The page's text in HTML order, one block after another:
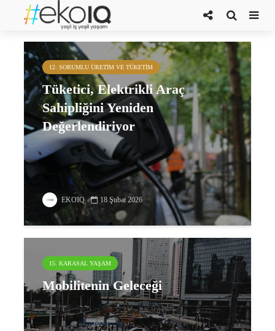
mobilite
12. SORUMLU ÜRETIM VE TÜKETIM
Tüketici, Elektrikli Araç
Sahipliğini Yeniden
Değerlendiriyor
EKOIQ 18 Şubat 2026
15. KARASAL YAŞAM
Mobilitenin Geleceği